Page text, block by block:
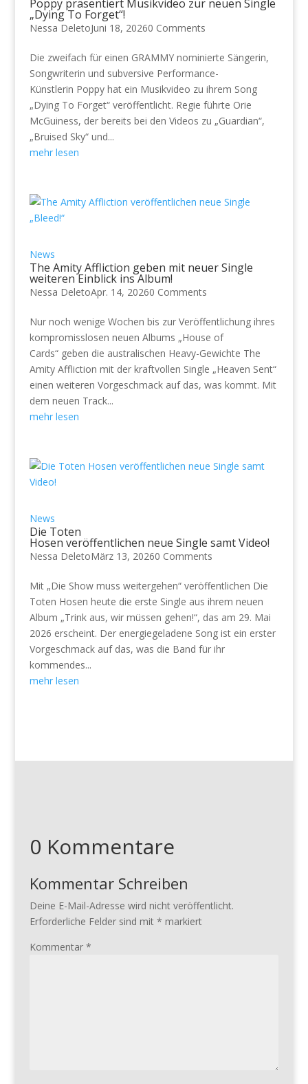
Poppy präsentiert Musikvideo zur neuen Single
„Dying To Forget“!
Nessa DeletoJuni 18, 20260 Comments
Die zweifach für einen GRAMMY nominierte Sängerin,
Songwriterin und subversive Performance-
Künstlerin Poppy hat ein Musikvideo zu ihrem Song
„Dying To Forget“ veröffentlicht. Regie führte Orie
McGuiness, der bereits bei den Videos zu „Guardian“,
„Bruised Sky“ und...
mehr lesen
News
The Amity Affliction geben mit neuer Single
weiteren Einblick ins Album!
Nessa DeletoApr. 14, 20260 Comments
Nur noch wenige Wochen bis zur Veröffentlichung ihres
kompromisslosen neuen Albums „House of
Cards“ geben die australischen Heavy-Gewichte The
Amity Affliction mit der kraftvollen Single „Heaven Sent“
einen weiteren Vorgeschmack auf das, was kommt. Mit
dem neuen Track...
mehr lesen
News
Die Toten
Hosen veröffentlichen neue Single samt Video!
Nessa DeletoMärz 13, 20260 Comments
Mit „Die Show muss weitergehen“ veröffentlichen Die
Toten Hosen heute die erste Single aus ihrem neuen
Album „Trink aus, wir müssen gehen!“, das am 29. Mai
2026 erscheint. Der energiegeladene Song ist ein erster
Vorgeschmack auf das, was die Band für ihr
kommendes...
mehr lesen
0 Kommentare
Kommentar Schreiben
Deine E-Mail-Adresse wird nicht veröffentlicht.
Erforderliche Felder sind mit * markiert
Kommentar *